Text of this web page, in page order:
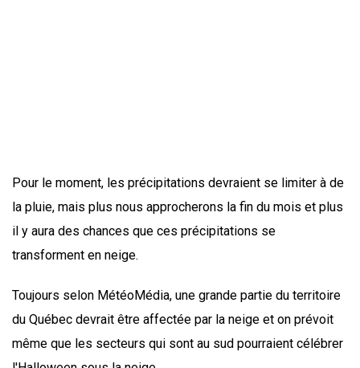
Pour le moment, les précipitations devraient se limiter à de
la pluie, mais plus nous approcherons la fin du mois et plus
il y aura des chances que ces précipitations se
transforment en neige.
Toujours selon MétéoMédia, une grande partie du territoire
du Québec devrait être affectée par la neige et on prévoit
même que les secteurs qui sont au sud pourraient célébrer